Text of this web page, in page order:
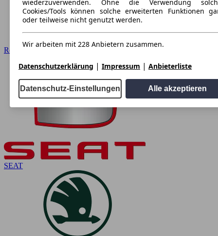
Renault
SEAT
wiederzuverwenden. Ohne die Verwendung
Cookies/Tools können solche erweiterten Funktionen
oder teilweise nicht genutzt werden.
Wir arbeiten mit 228 Anbietern zusammen.
Datenschutzerklärung | Impressum | Anbieterliste
Datenschutz-Einstellungen Alle akzeptieren